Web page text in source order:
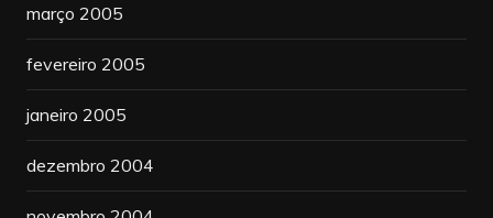
março 2005
fevereiro 2005
janeiro 2005
dezembro 2004